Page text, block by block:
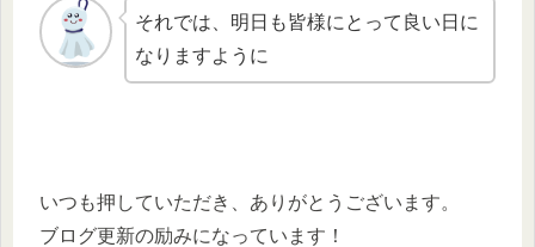
それでは、明日も皆様にとって良い日に
なりますように
いつも押していただき、ありがとうございます。
ブログ更新の励みになっています！